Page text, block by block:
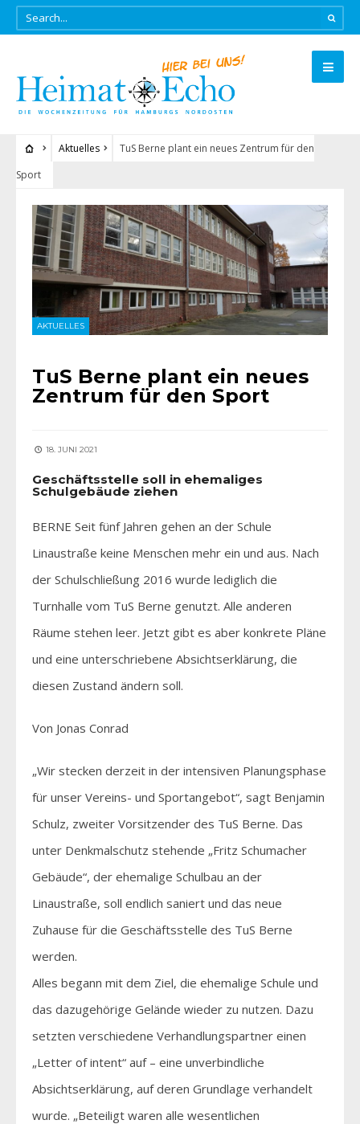
Aktuelles
TuS Berne plant ein neues Zentrum für den
Sport
AKTUELLES
TuS Berne plant ein neues
Zentrum für den Sport
18. JUNI 2021
Geschäftsstelle soll in ehemaliges
Schulgebäude ziehen
BERNE Seit fünf Jahren gehen an der Schule
Linaustraße keine Menschen mehr ein und aus. Nach
der Schulschließung 2016 wurde lediglich die
Turnhalle vom TuS Berne genutzt. Alle anderen
Räume stehen leer. Jetzt gibt es aber konkrete Pläne
und eine unterschriebene Absichtserklärung, die
diesen Zustand ändern soll.
Von Jonas Conrad
„Wir stecken derzeit in der intensiven Planungsphase
für unser Vereins- und Sportangebot“, sagt Benjamin
Schulz, zweiter Vorsitzender des TuS Berne. Das
unter Denkmalschutz stehende „Fritz Schumacher
Gebäude“, der ehemalige Schulbau an der
Linaustraße, soll endlich saniert und das neue
Zuhause für die Geschäftsstelle des TuS Berne
werden.
Alles begann mit dem Ziel, die ehemalige Schule und
das dazugehörige Gelände wieder zu nutzen. Dazu
setzten verschiedene Verhandlungspartner einen
„Letter of intent“ auf – eine unverbindliche
Absichtserklärung, auf deren Grundlage verhandelt
wurde. „Beteiligt waren alle wesentlichen